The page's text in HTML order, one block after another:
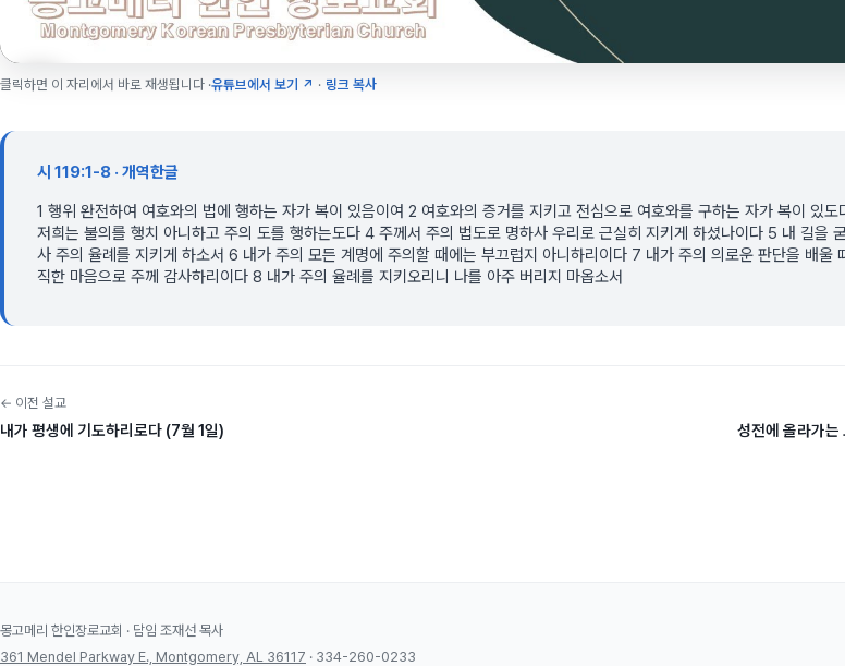
클릭하면 이 자리에서 바로 재생됩니다 ·유튜브에서 보기 ↗ · 링크 복사
시 119:1-8 · 개역한글
1 행위 완전하여 여호와의 법에 행하는 자가 복이 있음이여 2 여호와의 증거를 지키고 전심으로 여호와를 구하는 자가 복이 있도
저희는 불의를 행치 아니하고 주의 도를 행하는도다 4 주께서 주의 법도로 명하사 우리로 근실히 지키게 하셨나이다 5 내 길을
사 주의 율례를 지키게 하소서 6 내가 주의 모든 계명에 주의할 때에는 부끄럽지 아니하리이다 7 내가 주의 의로운 판단을 배울
직한 마음으로 주께 감사하리이다 8 내가 주의 율례를 지키오리니 나를 아주 버리지 마옵소서
← 이전 설교
내가 평생에 기도하리로다 (7월 1일) 성전에 올라가
몽고메리 한인장로교회 · 담임 조재선 목사
361 Mendel Parkway E., Montgomery, AL 36117 · 334-260-0233